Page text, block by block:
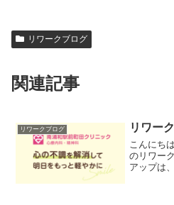
リワークブログ
関連記事
リワークブログ リワー
こんにち
のリワー
アップは
ドバイス
のコンデ